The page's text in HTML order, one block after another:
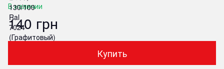
В наличии
140 грн
Купить